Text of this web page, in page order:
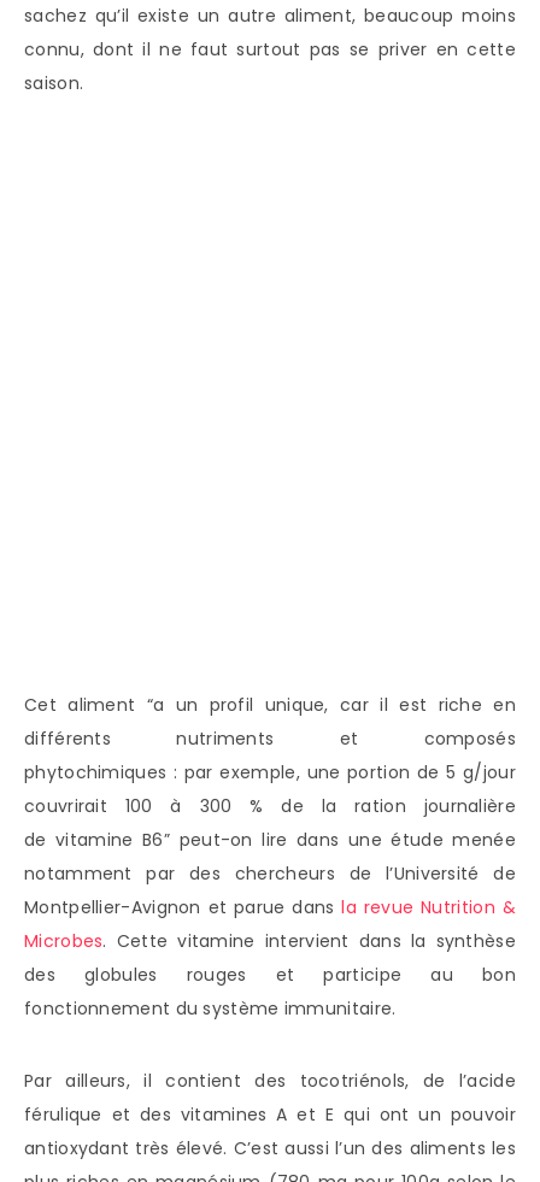
sachez qu’il existe un autre aliment, beaucoup moins
connu, dont il ne faut surtout pas se priver en cette
saison.
Cet aliment “a un profil unique, car il est riche en
différents nutriments et composés
phytochimiques : par exemple, une portion de 5 g/jour
couvrirait 100 à 300 % de la ration journalière
de vitamine B6” peut-on lire dans une étude menée
notamment par des chercheurs de l’Université de
Montpellier-Avignon et parue dansla revue Nutrition &
Microbes. Cette vitamine intervient dans la synthèse
des globules rouges et participe au bon
fonctionnement du système immunitaire.
Par ailleurs, il contient des tocotriénols, de l’acide
férulique et des vitamines A et E qui ont un pouvoir
antioxydant très élevé. C’est aussi l’un des aliments les